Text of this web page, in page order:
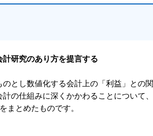
研究のあり方を提言する
とし数値化する会計上の「利益」との関
の仕組みに深くかかわることについて、
まとめたものです。